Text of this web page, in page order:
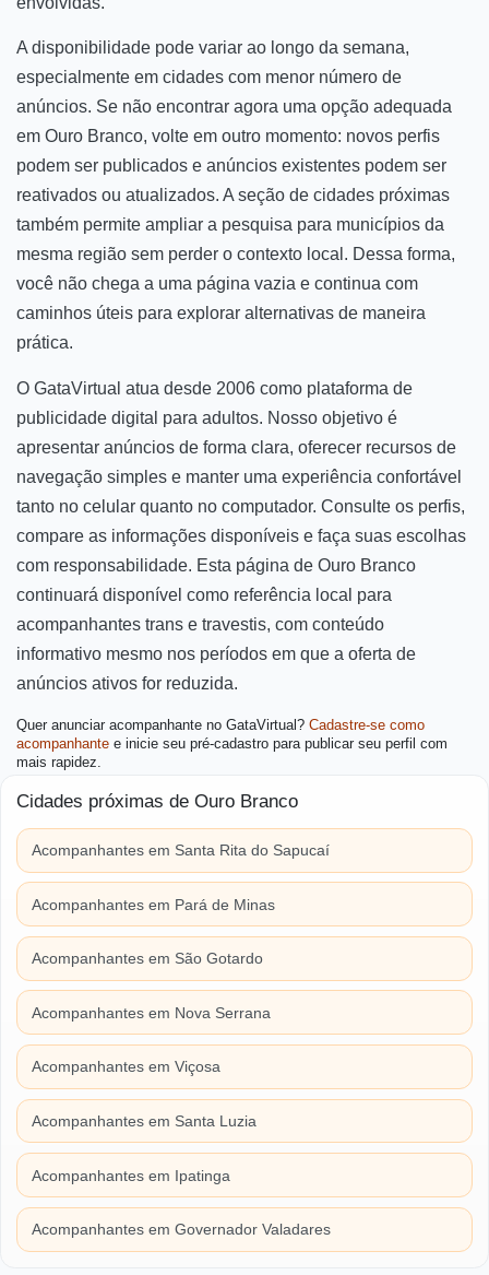
A disponibilidade pode variar ao longo da semana,
especialmente em cidades com menor número de
anúncios. Se não encontrar agora uma opção adequada
em Ouro Branco, volte em outro momento: novos perfis
podem ser publicados e anúncios existentes podem ser
reativados ou atualizados. A seção de cidades próximas
também permite ampliar a pesquisa para municípios da
mesma região sem perder o contexto local. Dessa forma,
você não chega a uma página vazia e continua com
caminhos úteis para explorar alternativas de maneira
prática.
O GataVirtual atua desde 2006 como plataforma de
publicidade digital para adultos. Nosso objetivo é
apresentar anúncios de forma clara, oferecer recursos de
navegação simples e manter uma experiência confortável
tanto no celular quanto no computador. Consulte os perfis,
compare as informações disponíveis e faça suas escolhas
com responsabilidade. Esta página de Ouro Branco
continuará disponível como referência local para
acompanhantes trans e travestis, com conteúdo
informativo mesmo nos períodos em que a oferta de
anúncios ativos for reduzida.
Quer anunciar acompanhante no GataVirtual? Cadastre-se como
acompanhante e inicie seu pré-cadastro para publicar seu perfil com
mais rapidez.
Cidades próximas de Ouro Branco
Acompanhantes em Santa Rita do Sapucaí
Acompanhantes em Pará de Minas
Acompanhantes em São Gotardo
Acompanhantes em Nova Serrana
Acompanhantes em Viçosa
Acompanhantes em Santa Luzia
Acompanhantes em Ipatinga
Acompanhantes em Governador Valadares